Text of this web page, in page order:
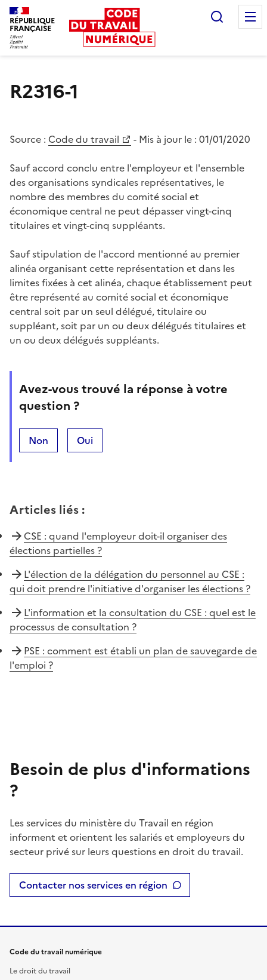
RÉPUBLIQUE
FRANÇAISE
R2316-1
Source : Code du travail - Mis à jour le : 01/01/2020
Sauf accord conclu entre l'employeur et l'ensemble
des organisations syndicales représentatives, le
nombre des membres du comité social et
économique central ne peut dépasser vingt-cinq
titulaires et vingt-cinq suppléants.
Sauf stipulation de l'accord mentionné au premier
alinéa organisant cette représentation et dans les
limites fixées à cet alinéa, chaque établissement peut
être représenté au comité social et économique
central soit par un seul délégué, titulaire ou
suppléant, soit par un ou deux délégués titulaires et
un ou deux délégués suppléants.
Avez-vous trouvé la réponse à votre
question ?
Non Oui
Articles liés :
CSE : quand l'employeur doit-il organiser des
élections partielles ?
L'élection de la délégation du personnel au CSE :
qui doit prendre l'initiative d'organiser les élections ?
L'information et la consultation du CSE : quel est le
processus de consultation ?
PSE : comment est établi un plan de sauvegarde de
l'emploi ?
Besoin de plus d'informations
?
Les services du ministère du Travail en région
informent et orientent les salariés et employeurs du
secteur privé sur leurs questions en droit du travail.
Contacter nos services en région
Code du travail numérique
Le droit du travail